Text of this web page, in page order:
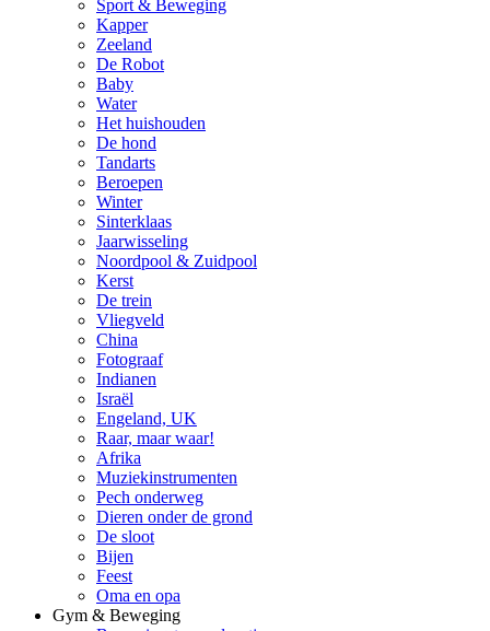
Sport & Beweging
Kapper
Zeeland
De Robot
Baby
Water
Het huishouden
De hond
Tandarts
Beroepen
Winter
Sinterklaas
Jaarwisseling
Noordpool & Zuidpool
Kerst
De trein
Vliegveld
China
Fotograaf
Indianen
Israël
Engeland, UK
Raar, maar waar!
Afrika
Muziekinstrumenten
Pech onderweg
Dieren onder de grond
De sloot
Bijen
Feest
Oma en opa
Gym & Beweging